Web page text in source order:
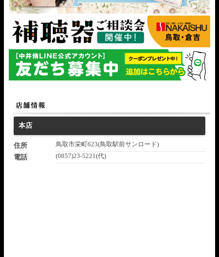
本店
住所
鳥取市栄町623(鳥取駅前サンロード)
電話
(0857)23-5221(代)